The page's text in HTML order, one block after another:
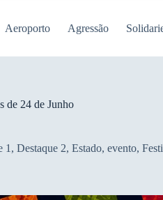
Aeroporto Agressão
de 24 de Junho
1 , Destaque 2, Estado, evento,